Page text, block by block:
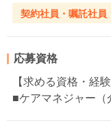
契約社員・嘱託社員
応募資格
【求める資格・経験
■ケアマネジャー（